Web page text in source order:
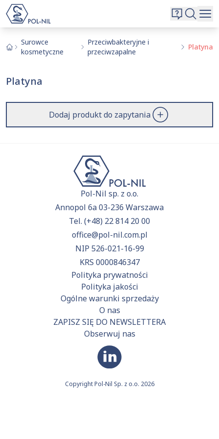
O nas
Kontakt
Surowce
kosmetyczne
Przeciwbakteryjne i
przeciwzapalne
Platyna
Platyna
Dodaj produkt do zapytania
Pol-Nil sp. z o.o.
Annopol 6a 03-236 Warszawa
Tel. (+48) 22 814 20 00
office@pol-nil.com.pl
NIP 526-021-16-99
KRS 0000846347
Polityka prywatności
Polityka jakości
Ogólne warunki sprzedaży
O nas
ZAPISZ SIĘ DO NEWSLETTERA
Obserwuj nas
Copyright Pol-Nil Sp. z o.o. 2026
Wybrane surowce i substancje
Aktualnie niczego nie dodałeś do zapytania.
Wyszukiwarka
Szukaj